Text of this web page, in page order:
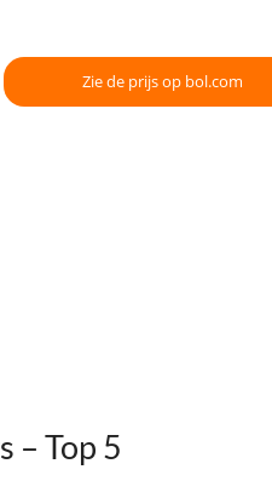
Zie de prijs op bol.com
– Top 5